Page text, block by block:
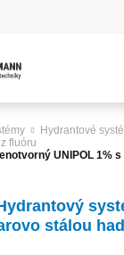
Hydrantové
fluóru
UNIPOL 1%
stálou